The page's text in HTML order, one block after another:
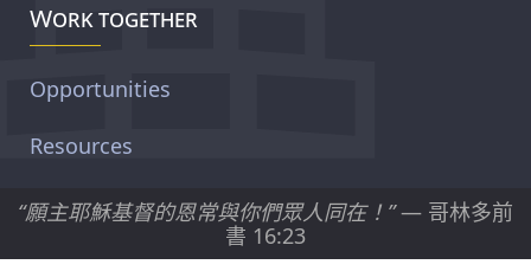
Work together
Opportunities
Resources
“願主耶穌基督的恩常與你們眾人同在！”— 哥林多前
書 16:23